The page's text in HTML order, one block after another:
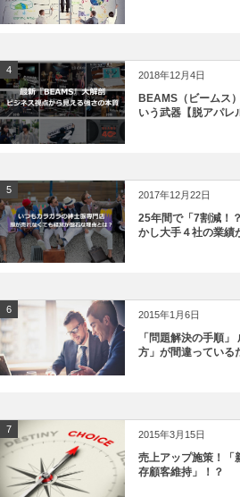
4 2018年12月4日
BEAMS（ビームス
いう武器【脱アパレ
5 2017年12月22日
25年間で「7割減！
かし大手４社の業績
6 2015年1月6日
「問題解決の手順
方」が間違っている
7 2015年3月15日
売上アップ施策！「
存顧客維持」！？